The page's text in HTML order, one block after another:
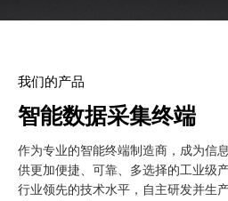
我们的产品
智能数据采集终端
作为专业的智能终端制造商，成为信
供更加便捷、可靠、多选择的工业级
行业领先的技术水平，自主研发并生